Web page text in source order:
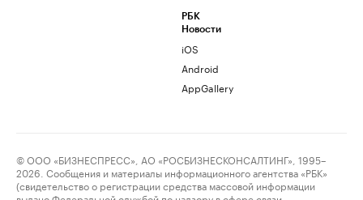
РБК
Новости
iOS
Android
AppGallery
© ООО «БИЗНЕСПРЕСС», АО «РОСБИЗНЕСКОНСАЛТИНГ», 1995–
2026. Сообщения и материалы информационного агентства «РБК»
(свидетельство о регистрации средства массовой информации